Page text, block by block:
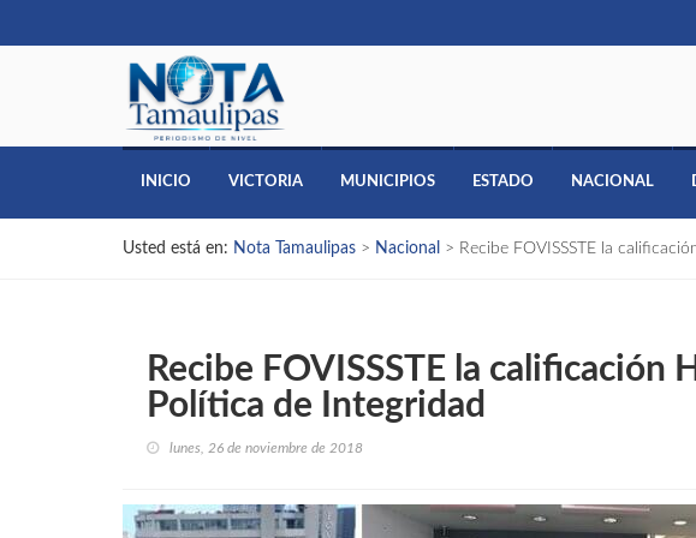
INICIO VICTORIA MUNICIPIOS ESTADO NACIONAL
Usted está en: Nota Tamaulipas > Nacional > Recibe FOVISSSTE la
Recibe FOVISSSTE la calificación
Política de Integridad
lunes, 26 de noviembre de 2018